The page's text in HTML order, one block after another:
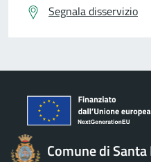
Segnala disservizio
Comune di